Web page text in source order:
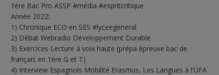
1ère Bac Pro ASSP #média #espritcritique
Année 2022:
1) Chronique ECO en SES #lyceegeneral
2) Débat Webradio Développement Durable
3) Exercices Lecture à voix haute (prépa épreuve bac de
français en 1ère G et T)
4) Interview Espagnols Mobilité Erasmus, Les Langues à l'UFA